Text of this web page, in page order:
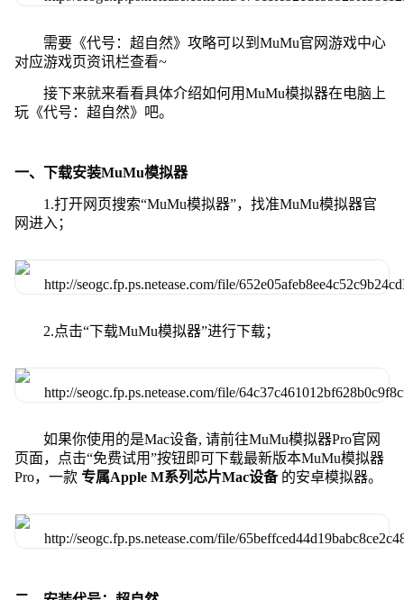
需要《代号：超自然》攻略可以到MuMu官网游戏中心
对应游戏页资讯栏查看~
接下来就来看看具体介绍如何用MuMu模拟器在电脑上
玩《代号：超自然》吧。
一、下载安装MuMu模拟器
1.打开网页搜索“MuMu模拟器”，找准MuMu模拟器官
网进入；
2.点击“下载MuMu模拟器”进行下载；
如果你使用的是Mac设备, 请前往MuMu模拟器Pro官网
页面，点击“免费试用”按钮即可下载最新版本MuMu模拟器
Pro，一款 专属Apple M系列芯片Mac设备 的安卓模拟器。